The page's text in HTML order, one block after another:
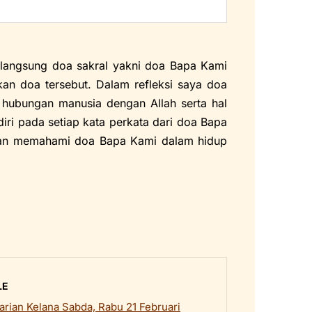
doa sakral yakni doa Bapa Kami
doa tersebut. Dalam refleksi saya doa
manusia dengan Allah serta hal
pada setiap kata perkata dari doa Bapa
memahami doa Bapa Kami dalam hidup
Kelana Sabda, Rabu 21 Februari